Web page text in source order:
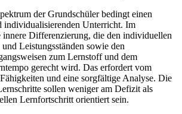
der Grundschüler bedingt einen
individualisierenden Unterricht. Im
innere Differenzierung, die den individuellen
Leistungsständen sowie den
zum Lernstoff und dem
gerecht wird. Das erfordert vom
und eine sorgfältige Analyse. Die
sollen weniger am Defizit als
Lernfortschritt orientiert sein.